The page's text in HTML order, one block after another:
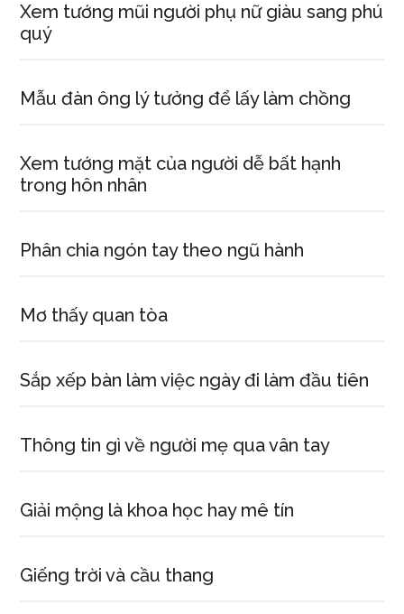
Xem tướng mũi người phụ nữ giàu sang phú
quý
Mẫu đàn ông lý tưởng để lấy làm chồng
Xem tướng mặt của người dễ bất hạnh
trong hôn nhân
Phân chia ngón tay theo ngũ hành
Mơ thấy quan tòa
Sắp xếp bàn làm việc ngày đi làm đầu tiên
Thông tin gì về người mẹ qua vân tay
Giải mộng là khoa học hay mê tín
Giếng trời và cầu thang